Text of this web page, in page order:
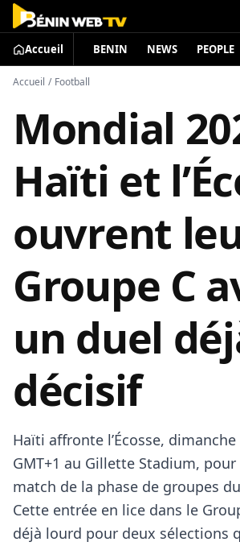
Accueil BENIN NEWS PEOPLE
Accueil / Football
Mondial
Haïti et
ouvrent
Groupe C
un duel
décisif
Haïti affronte l’Écosse,
GMT+1 au Gillette Stadium,
match de la phase de groupes
Cette entrée en lice dans le
déjà lourd pour deux sélections